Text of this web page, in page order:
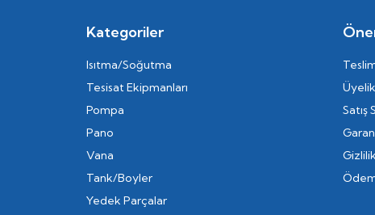
Kategoriler
Isıtma/Soğutma
Tesisat Ekipmanları
Pompa
Pano
Vana
Tank/Boyler
Yedek Parçalar
Satış